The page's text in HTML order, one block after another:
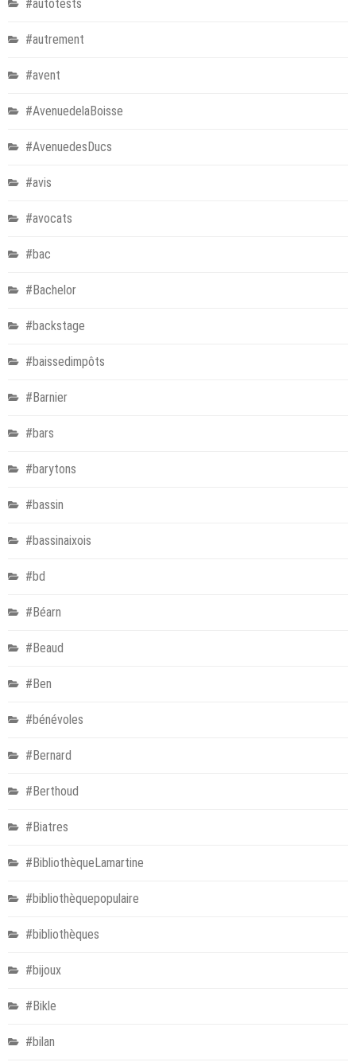
#autotests
#autrement
#avent
#AvenuedelaBoisse
#AvenuedesDucs
#avis
#avocats
#bac
#Bachelor
#backstage
#baissedimpôts
#Barnier
#bars
#barytons
#bassin
#bassinaixois
#bd
#Béarn
#Beaud
#Ben
#bénévoles
#Bernard
#Berthoud
#Biatres
#BibliothèqueLamartine
#bibliothèquepopulaire
#bibliothèques
#bijoux
#Bikle
#bilan